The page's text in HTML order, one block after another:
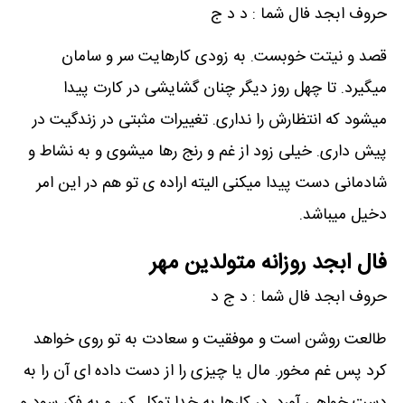
حروف ابجد فال شما : د د ج
قصد و نیتت خوبست. به زودی کارهایت سر و سامان
میگیرد. تا چهل روز دیگر چنان گشایشی در کارت پیدا
میشود که انتظارش را نداری. تغییرات مثبتی در زندگیت در
پیش داری. خیلی زود از غم و رنج رها میشوی و به نشاط و
شادمانی دست پیدا میکنی الیته اراده ی تو هم در این امر
دخیل میباشد.
فال ابجد روزانه متولدین مهر
حروف ابجد فال شما : د ج د
طالعت روشن است و موفقیت و سعادت به تو روی خواهد
کرد پس غم مخور. مال یا چیزی را از دست داده ای آن را به